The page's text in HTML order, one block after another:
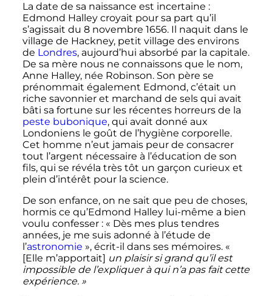
La date de sa naissance est incertaine :
Edmond Halley croyait pour sa part qu’il
s’agissait du 8 novembre 1656. Il naquit dans le
village de Hackney, petit village des environs
de Londres, aujourd’hui absorbé par la capitale.
De sa mère nous ne connaissons que le nom,
Anne Halley, née Robinson. Son père se
prénommait également Edmond, c’était un
riche savonnier et marchand de sels qui avait
bâti sa fortune sur les récentes horreurs de la
peste bubonique, qui avait donné aux
Londoniens le goût de l’hygiène corporelle.
Cet homme n’eut jamais peur de consacrer
tout l’argent nécessaire à l’éducation de son
fils, qui se révéla très tôt un garçon curieux et
plein d’intérêt pour la science.
De son enfance, on ne sait que peu de choses,
hormis ce qu’Edmond Halley lui-même a bien
voulu confesser : « Dès mes plus tendres
années, je me suis adonné à l’étude de
l’astronomie », écrit-il dans ses mémoires. «
[Elle m’apportait] un plaisir si grand qu’il est
impossible de l’expliquer à qui n’a pas fait cette
expérience. »